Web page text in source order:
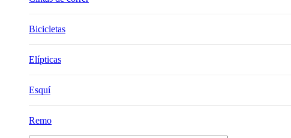
Bicicletas
Elípticas
Esquí
Remo